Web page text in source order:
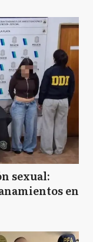
sexual:
en